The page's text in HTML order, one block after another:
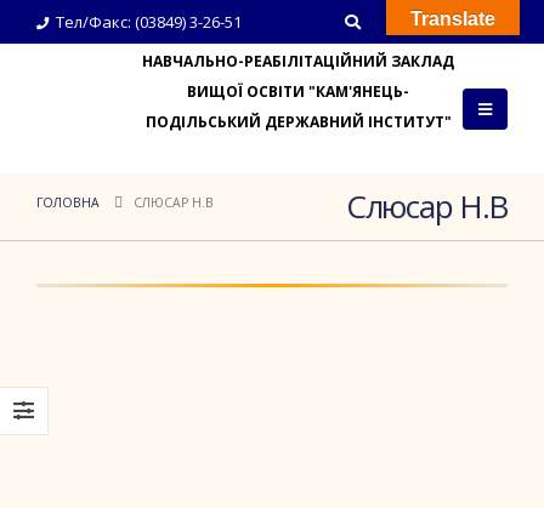
Тел/Факс: (03849) 3-26-51
НАВЧАЛЬНО-РЕАБІЛІТАЦІЙНИЙ ЗАКЛАД
ВИЩОЇ ОСВІТИ "КАМ'ЯНЕЦЬ-
ПОДІЛЬСЬКИЙ ДЕРЖАВНИЙ ІНСТИТУТ"
Слюсар Н.В
ГОЛОВНА СЛЮСАР Н.В
Translate